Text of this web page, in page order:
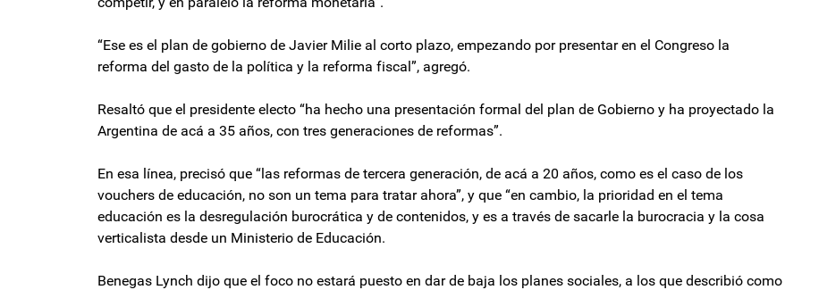
“Ese es el plan de gobierno de Javier Milie al corto plazo, empezando por presentar en el Congreso la
reforma del gasto de la política y la reforma fiscal”, agregó.
Resaltó que el presidente electo “ha hecho una presentación formal del plan de Gobierno y ha proyectado la
Argentina de acá a 35 años, con tres generaciones de reformas”.
En esa línea, precisó que “las reformas de tercera generación, de acá a 20 años, como es el caso de los
vouchers de educación, no son un tema para tratar ahora”, y que “en cambio, la prioridad en el tema
educación es la desregulación burocrática y de contenidos, y es a través de sacarle la burocracia y la cosa
verticalista desde un Ministerio de Educación.
Benegas Lynch dijo que el foco no estará puesto en dar de baja los planes sociales, a los que describió como